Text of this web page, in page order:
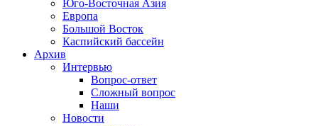
Юго-Восточная Азия
Европа
Большой Восток
Каспийский бассейн
Архив
Интервью
Вопрос-ответ
Сложный вопрос
Наши
Новости